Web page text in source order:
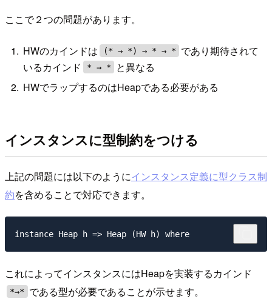
ここで２つの問題があります。
HWのカインドは (* → *) → * → *
であり期待されて
いるカインド
* → *
と異なる
HWでラップするのはHeapである必要がある
インスタンスに型制約をつける
上記の問題には以下のようにインスタンス定義に型クラス制
約を含めることで対応できます。
これによってインスタンスにはHeapを実装するカインド
*→* である型が必要であることが示せます。